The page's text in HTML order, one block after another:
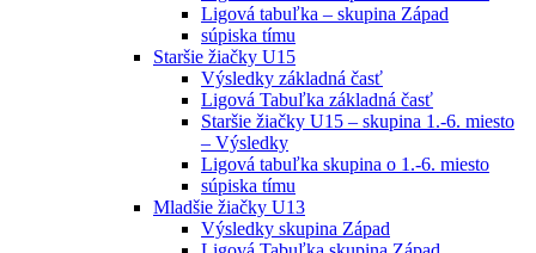
Ligová tabuľka – skupina Západ
súpiska tímu
Staršie žiačky U15
Výsledky základná časť
Ligová Tabuľka základná časť
Staršie žiačky U15 – skupina 1.-6. miesto
– Výsledky
Ligová tabuľka skupina o 1.-6. miesto
súpiska tímu
Mladšie žiačky U13
Výsledky skupina Západ